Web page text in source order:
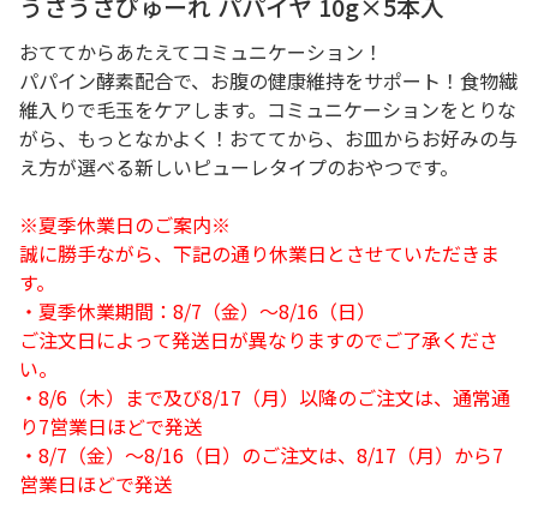
おててからあたえてコミュニケーション！
パパイン酵素配合で、お腹の健康維持をサポート！食物繊
維入りで毛玉をケアします。コミュニケーションをとりな
がら、もっとなかよく！おててから、お皿からお好みの与
え方が選べる新しいピューレタイプのおやつです。
※夏季休業日のご案内※
誠に勝手ながら、下記の通り休業日とさせていただきま
す。
・夏季休業期間：8/7（金）～8/16（日）
ご注文日によって発送日が異なりますのでご了承くださ
い。
・8/6（木）まで及び8/17（月）以降のご注文は、通常通
り7営業日ほどで発送
・8/7（金）～8/16（日）のご注文は、8/17（月）から7
営業日ほどで発送